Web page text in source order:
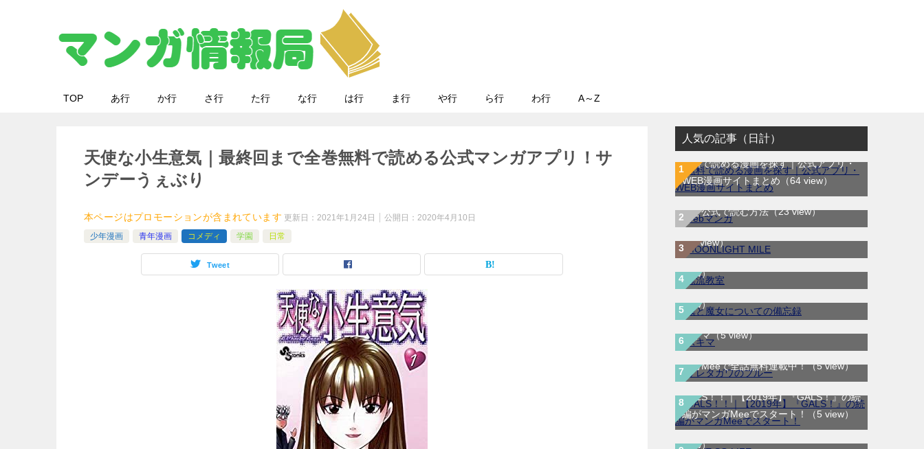
TOP あ行 か行 さ行 た行 な行 は行 ま行 や行 ら行 わ行 A～Z
天使な小生意気｜最終回まで全巻無料で読める公式マンガアプリ！サ
ンデーうぇぶり
本ページはプロモーションが含まれています 更新日：2021年1月24日 公開日：2020年4月10日
少年漫画
青年漫画 コメディ 学園 日常
Tweet
人気の記事（日計）
無料で読める漫画を探す｜公式アプリ・
WEB漫画サイトまとめ （64 view）
WEB漫画サイト一覧｜ブラウザで無料漫
画を公式で読む方法（23 view）
MOONLIGHT MILE｜最新刊第23巻！マ
ンガワンで最新刊まで全巻無料配信中！
（8 view）
漂流教室｜全6巻完結！サンデーうぇぶり
で最終巻まで全巻無料配信中！（6
view）
僕と魔女についての備忘録｜全5巻完結！
マンガワンで全話無料連載開始！（5
view）
スキマ（5 view）
サレタガワのブルー｜最新刊第5巻！妻の
不倫から始まる物語の結末やいかに！マ
ンガMeeで全話無料連載中！（5 view）
GALS！！｜【2019年】『GALS！』の続
編がマンガMeeでスタート！
（5 view）
LOVE SO LIFE｜全17巻完結！マンガ
Parkで最終巻まで全巻無料配信中！（4
view）